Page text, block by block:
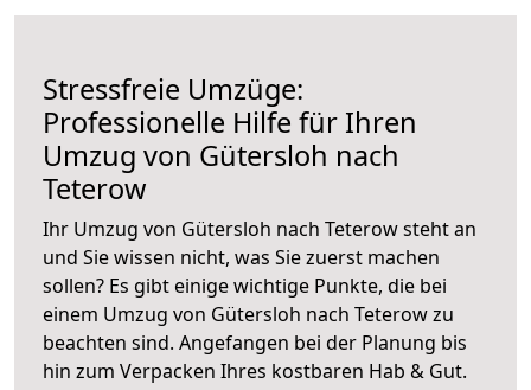
Stressfreie Umzüge:
Professionelle Hilfe für Ihren
Umzug von Gütersloh nach
Teterow
Ihr Umzug von Gütersloh nach Teterow steht an
und Sie wissen nicht, was Sie zuerst machen
sollen? Es gibt einige wichtige Punkte, die bei
einem Umzug von Gütersloh nach Teterow zu
beachten sind. Angefangen bei der Planung bis
hin zum Verpacken Ihres kostbaren Hab & Gut.